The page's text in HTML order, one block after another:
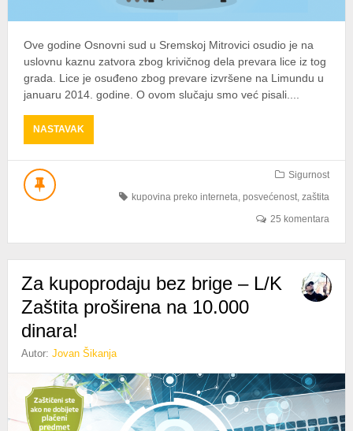
Ove godine Osnovni sud u Sremskoj Mitrovici osudio je na
uslovnu kaznu zatvora zbog krivičnog dela prevara lice iz tog
grada. Lice je osuđeno zbog prevare izvršene na Limundu u
januaru 2014. godine. O ovom slučaju smo već pisali....
NASTAVAKABOUT
PRVA
ZATVORSKA
PREVARE
Sigurnost
kupovina preko interneta ,posvećenost ,zaštita
25 komentara
Za kupoprodaju bez brige – L/K
Zaštita proširena na 10.000
dinara!
Autor:Jovan Šikanja